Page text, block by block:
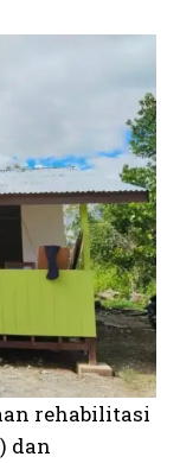
rehabilitasi
dan